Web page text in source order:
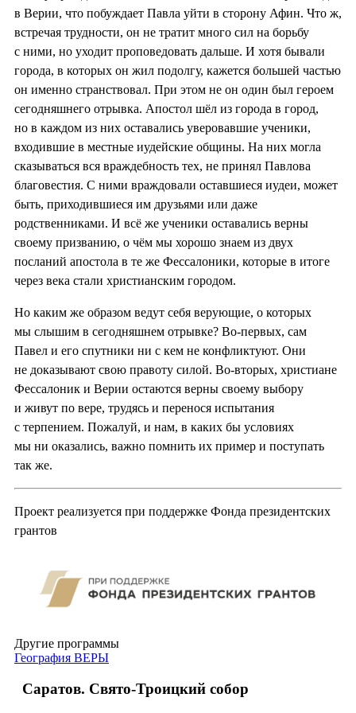
в Верии, что побуждает Павла уйти в сторону Афин. Что ж,
встречая трудности, он не тратит много сил на борьбу
с ними, но уходит проповедовать дальше. И хотя бывали
города, в которых он жил подолгу, кажется большей частью
он именно странствовал. При этом не он один был героем
сегодняшнего отрывка. Апостол шёл из города в город,
но в каждом из них оставались уверовавшие ученики,
входившие в местные иудейские общины. На них могла
сказываться вся враждебность тех, не принял Павлова
благовестия. С ними враждовали оставшиеся иудеи, может
быть, приходившиеся им друзьями или даже
родственниками. И всё же ученики оставались верны
своему призванию, о чём мы хорошо знаем из двух
посланий апостола в те же Фессалоники, которые в итоге
через века стали христианским городом.
Но каким же образом ведут себя верующие, о которых
мы слышим в сегодняшнем отрывке? Во-первых, сам
Павел и его спутники ни с кем не конфликтуют. Они
не доказывают свою правоту силой. Во-вторых, христиане
Фессалоник и Верии остаются верны своему выбору
и живут по вере, трудясь и перенося испытания
с терпением. Пожалуй, и нам, в каких бы условиях
мы ни оказались, важно помнить их пример и поступать
так же.
Проект реализуется при поддержке Фонда президентских
грантов
Другие программы
География ВЕРЫ
Саратов. Свято-Троицкий собор